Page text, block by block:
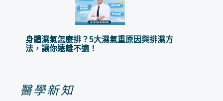
醫學新知
身體濕氣怎麼排？5大濕氣重原因與排濕方
法，讓你遠離不適！